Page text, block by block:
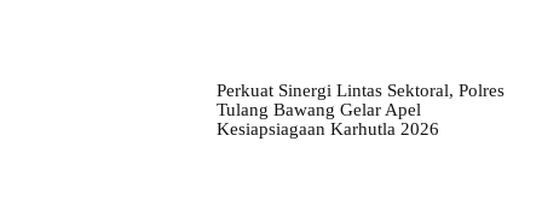
Perkuat Sinergi Lintas Sektoral, Polres
Tulang Bawang Gelar Apel
Kesiapsiagaan Karhutla 2026